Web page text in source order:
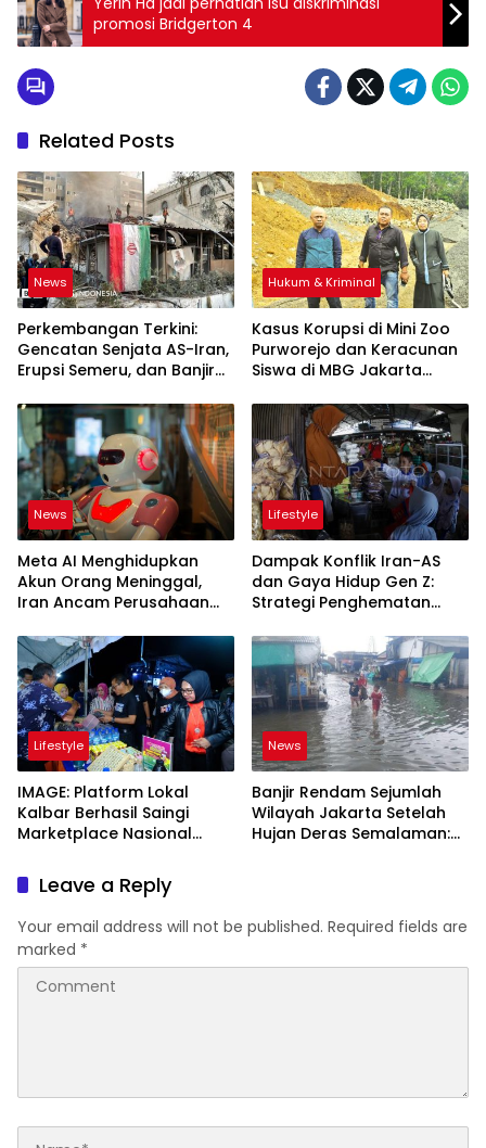
promosi Bridgerton 4
Related Posts
News
Perkembangan Terkini:
Gencatan Senjata AS-Iran,
Erupsi Semeru, dan Banjir
Mengguncang
Hukum & Kriminal
Kasus Korupsi di Mini Zoo
Purworejo dan Keracunan
Siswa di MBG Jakarta
News
Meta AI Menghidupkan
Akun Orang Meninggal,
Iran Ancam Perusahaan
Gmail Phishing Terbaru
Lifestyle
Dampak Konflik Iran-AS
dan Gaya Hidup Gen Z:
Strategi Penghematan
Diambil Pemuda Desa
Lifestyle
IMAGE: Platform Lokal
Kalbar Berhasil Saingi
Marketplace Nasional
Rp 500 Miliar
News
Banjir Rendam Sejumlah
Wilayah Jakarta Setelah
Hujan Deras Semalaman:
Leave a Reply
Your email address will not be published. Required fields are
marked *